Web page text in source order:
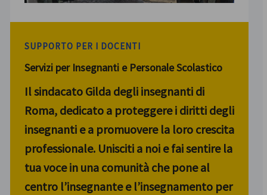
SUPPORTO PER I DOCENTI
Servizi per Insegnanti e Personale Scolastico
Il sindacato Gilda degli insegnanti di
Roma, dedicato a proteggere i diritti degli
insegnanti e a promuovere la loro crescita
professionale. Unisciti a noi e fai sentire la
tua voce in una comunità che pone al
centro l’insegnante e l’insegnamento per